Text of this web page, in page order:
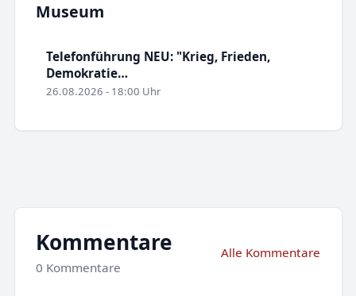
Museum
Telefonführung NEU: "Krieg, Frieden,
Demokratie…
26.08.2026 - 18:00 Uhr
Kommentare
0 Kommentare
Alle Kommentare